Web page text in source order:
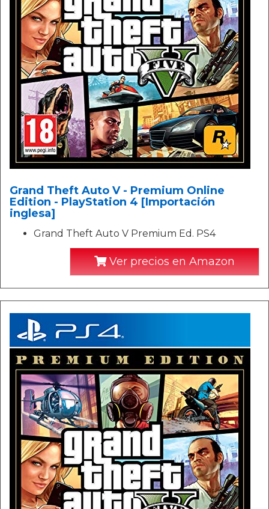
Grand Theft Auto V - Premium Online
Edition - PlayStation 4 [Importación
inglesa]
Grand Theft Auto V Premium Ed. PS4
Ver precios en Amazon